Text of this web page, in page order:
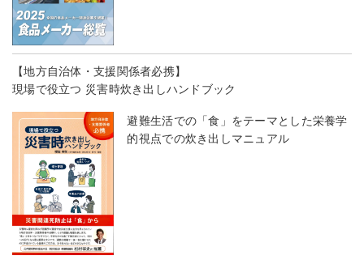
【地方自治体・支援関係者必携】
現場で役立つ 災害時炊き出しハンドブック
避難生活での「食」をテーマとした栄養学
的視点での炊き出しマニュアル